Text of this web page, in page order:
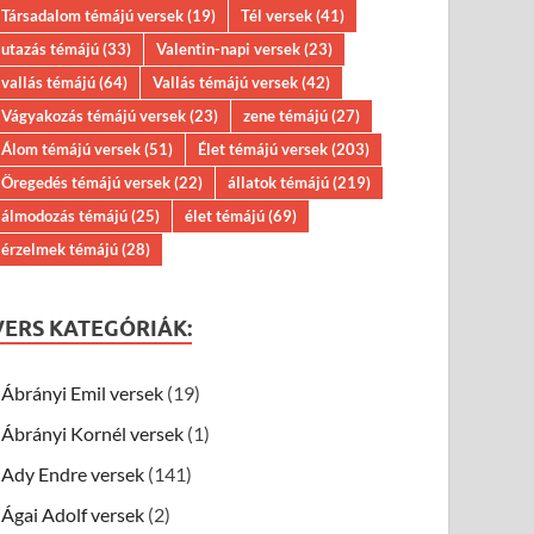
Társadalom témájú versek(19) Tél versek(41)
utazás témájú(33) Valentin-napi versek(23)
vallás témájú(64) Vallás témájú versek(42)
Vágyakozás témájú versek(23) zene témájú(27)
Álom témájú versek(51) Élet témájú versek(203)
Öregedés témájú versek(22) állatok témájú(219)
álmodozás témájú(25) élet témájú(69)
érzelmek témájú(28)
KATEGÓRIÁK:
Ábrányi Emil versek (19)
Ábrányi Kornél versek (1)
Ady Endre versek (141)
Ágai Adolf versek (2)